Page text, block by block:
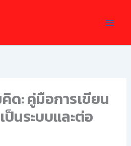
ด: คู่มือการเขียน
นระบบและต่อ